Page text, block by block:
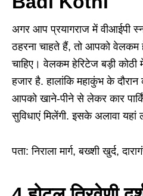
अगर आप प्रयागराज में वीआईपी
ठहरना चाहते हैं, तो आपको वेलकम
चाहिए। वेलकम हेरिटेज बड़ी कोठी
हजार है. हालांकि महाकुंभ के
आपको खाने-पीने से लेकर कार
सुविधाएं मिलेंगी. इसके अलावा यहां
पता: निराला मार्ग, बख्शी खुर्द,